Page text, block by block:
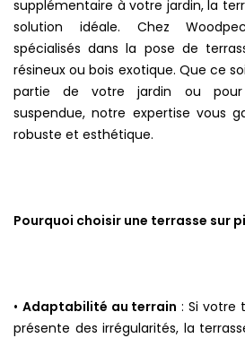
supplémentaire à votre jardin, la
solution idéale. Chez
spécialisés dans la pose de
résineux ou bois exotique. Que ce
partie de votre jardin ou
suspendue, notre expertise vous
robuste et esthétique.
Pourquoi choisir une terrasse sur
• Adaptabilité au terrain : Si votre
présente des irrégularités, la